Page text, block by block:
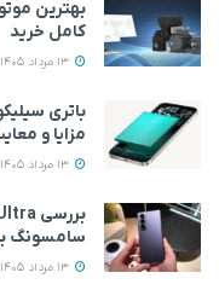
بهترین
کامل خرید
باتری
مزایا و
سامسونگ